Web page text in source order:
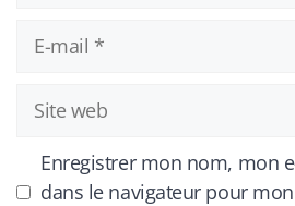
mail
Site
web
Enregistrer mon nom, mon
dans le navigateur pour